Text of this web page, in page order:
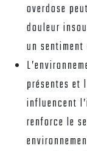
overdose
douleur
un sentiment
présentes et
influencent
renforce le